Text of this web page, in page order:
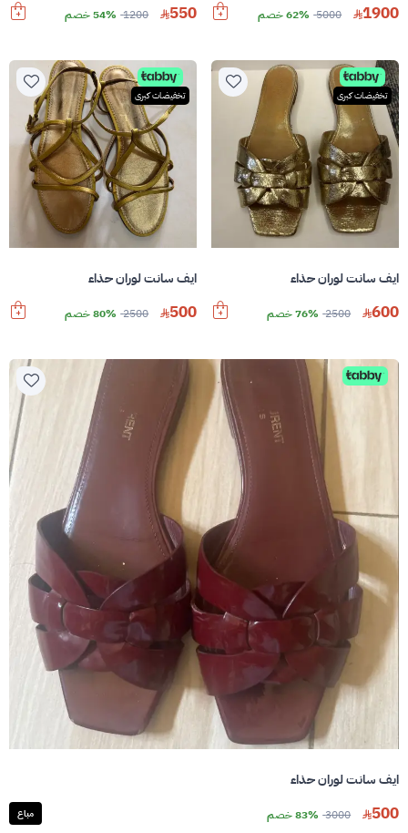
1900
5000 62% خصم 550
1200 54% خصم
تخفيضات كبرى
ايف سانت لوران حذاء
600
2500 76% خصم
تخفيضات كبرى
ايف سانت لوران حذاء
500
2500 80% خصم
ايف سانت لوران حذاء
500
3000 83% خصم مباع